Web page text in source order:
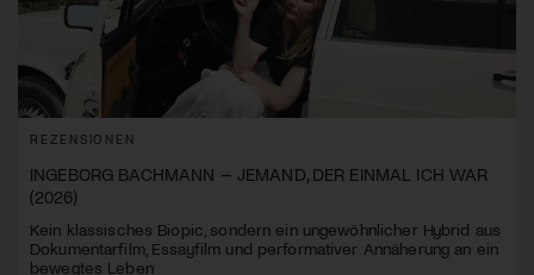
REZENSIONEN
INGEBORG BACHMANN – JEMAND, DER EINMAL ICH WAR
(2026)
Kein klassisches Biopic, sondern ein ungewöhnlicher Hybrid aus
Dokumentarfilm, Essayfilm und performativer Annäherung an ein
bewegtes Leben